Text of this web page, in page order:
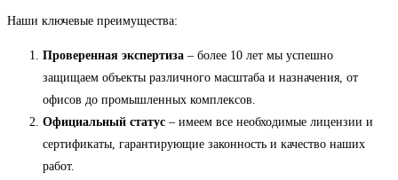
Наши ключевые преимущества:
Проверенная экспертиза – более 10 лет мы успешно
защищаем объекты различного масштаба и назначения, от
офисов до промышленных комплексов.
Официальный статус – имеем все необходимые лицензии и
сертификаты, гарантирующие законность и качество наших
работ.